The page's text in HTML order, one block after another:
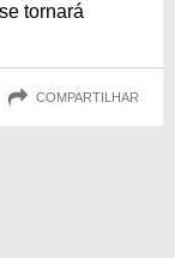
tornará
COMPARTILHAR